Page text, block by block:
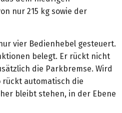
nur 215 kg sowie der
vier Bedienhebel gesteuert.
belegt. Er rückt nicht
die Parkbremse. Wird
automatisch die
bleibt stehen, in der Ebene